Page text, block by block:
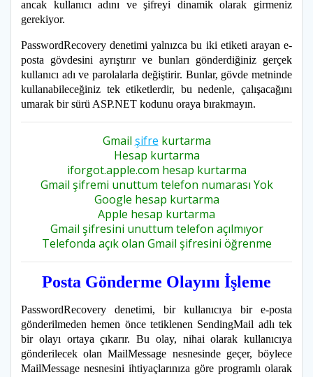
ancak kullanıcı adını ve şifreyi dinamik olarak girmeniz
gerekiyor.
PasswordRecovery denetimi yalnızca bu iki etiketi arayan e-
posta gövdesini ayrıştırır ve bunları gönderdiğiniz gerçek
kullanıcı adı ve parolalarla değiştirir. Bunlar, gövde metninde
kullanabileceğiniz tek etiketlerdir, bu nedenle, çalışacağını
umarak bir sürü ASP.NET kodunu oraya bırakmayın.
Gmail şifre kurtarma
Hesap kurtarma
iforgot.apple.com hesap kurtarma
Gmail şifremi unuttum telefon numarası Yok
Google hesap kurtarma
Apple hesap kurtarma
Gmail şifresini unuttum telefon açılmıyor
Telefonda açık olan Gmail şifresini öğrenme
Posta Gönderme Olayını İşleme
PasswordRecovery denetimi, bir kullanıcıya bir e-posta
gönderilmeden hemen önce tetiklenen SendingMail adlı tek
bir olayı ortaya çıkarır. Bu olay, nihai olarak kullanıcıya
gönderilecek olan MailMessage nesnesinde geçer, böylece
MailMessage nesnesini ihtiyaçlarınıza göre programlı olarak